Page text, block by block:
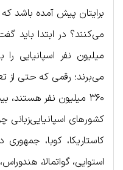
برایتان پیش آمده باشد
میلیون نفر اسپانیایی
می‌برند؛ رقمی که حتی از
۳۶۰ میلیون نفر
کشورهای اسپانیایی‌زبانی
کاستاریکا، کوبا، جمهوری
استوایی، گواتمالا،